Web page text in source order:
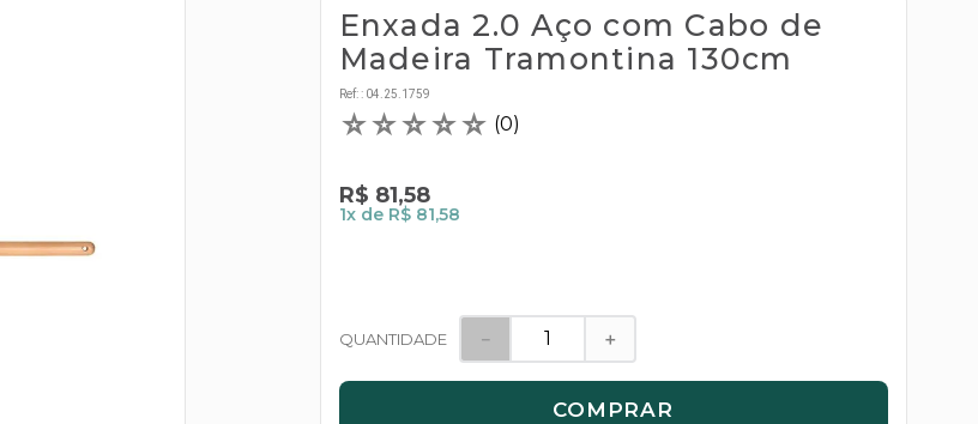
Enxada 2.0 Aço com Cabo de
Madeira Tramontina 130cm
Ref: : 04.25.1759
☆☆☆☆☆ (0)
R$ 81,58
1x de R$ 81,58
QUANTIDADE ＋
－
COMPRAR